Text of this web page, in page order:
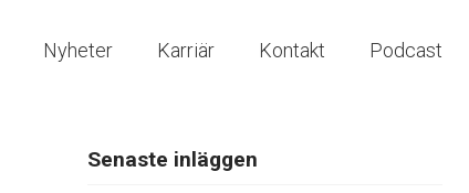
Nyheter Karriär Kontakt Podcast
Senaste inläggen